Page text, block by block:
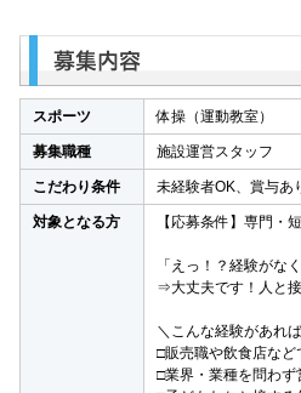
スポーツ 体操（運動教室）
募集職種 施設運営スタッフ
こだわり条件 未経験者OK、賞与あ
対象となる方 【応募条件】専門・
「えっ！？経験がな
⇒大丈夫です！人と
＼こんな経験があれ
□販売職や飲食店など
□業界・業種を問わず